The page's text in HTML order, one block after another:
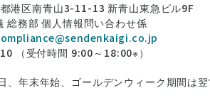
港区南青山3-11-13 新青山東急ビル9F
総務部 個人情報問い合わせ係
（受付時間 9:00～18:00※）
、年末年始、ゴールデンウィーク期間は